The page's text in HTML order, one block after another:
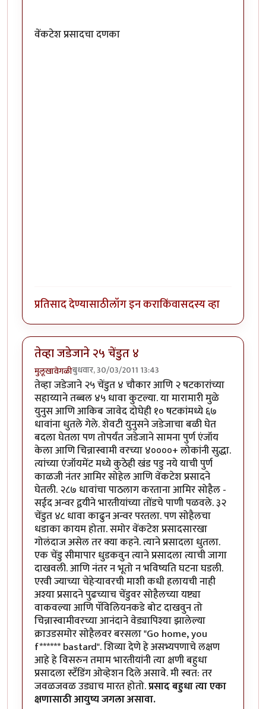
वेंकटेश प्रसादचा दणका
प्रतिसाद देण्यासाठीलॉग इन कराकिंवासदस्य व्हा
तेव्हा जडेजाने २५ चेंडुत ४
मुलूखावेगळीबुधवार, 30/03/2011 13:43
तेव्हा जडेजाने २५ चेंडुत ४ चौकार आणि २ षटकारांच्या
सहाय्याने तब्बल ४५ धावा कुटल्या. या मारामारी मुळे
युनुस आणि आकिब जावेद दोघेही १० षटकांमध्ये ६७
धावांना धुतले गेले. शेवटी युनुसने जडेजाचा बळी घेत
बदला घेतला पण तोपर्यंत जडेजाने सामना पुर्ण एंजॉय
केला आणि चिन्नास्वामी वरच्या ४००००+ लोकांनी सुद्धा.
त्यांच्या एंजॉयमेंट मध्ये कुठेही खंड पडु नये याची पुर्ण
काळजी नंतर आमिर सोहेल आणि वेंकटेश प्रसादने
घेतली. २८७ धावांचा पाठलाग करताना आमिर सोहैल -
सईद अन्वर द्वयीने भारतीयांच्या तोंडचे पाणी पळवले. ३२
चेंडुत ४८ धावा काढुन अन्वर परतला. पण सोहैलचा
धडाका कायम होता. समोर वेंकटेश प्रसादसारखा
गोलंदाज असेल तर क्या कहने. त्याने प्रसादला धुतला.
एक चेंडु सीमापार धुडकवुन त्याने प्रसादला त्याची जागा
दाखवली. आणि नंतर न भूतो न भविष्यति घटना घडली.
एरवी ज्याच्या चेहेर्‍यावरची माशी कधी हलायची नाही
अश्या प्रसादने पुढच्याच चेंडुवर सोहैलच्या यष्ट्या
वाकवल्या आणि पॅविलियनकडे बोट दाखवुन तो
चिन्नास्वामीवरच्या आनंदाने वेड्यापिश्या झालेल्या
क्राउडसमोर सोहैलवर बरसला "Go home, you
f****** bastard". शिव्या देणे हे असभ्यपणाचे लक्षण
आहे हे विसरुन तमाम भारतीयांनी त्या क्षणी बहुधा
प्रसादला स्टँडिंग ओव्हेशन दिले असावे. मी स्वत: तर
जवळजवळ उड्याच मारत होतो.प्रसाद बहुधा त्या एका
क्षणासाठी आयुष्य जगला असावा.